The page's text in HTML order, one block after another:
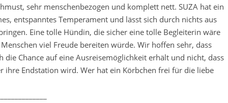
sehr menschenbezogen und komplett nett. SUZA hat ein
entspanntes Temperament und lässt sich durch nichts aus
Eine tolle Hündin, die sicher eine tolle Begleiterin wäre
viel Freude bereiten würde. Wir hoffen sehr, dass
die Chance auf eine Ausreisemöglichkeit erhält und nicht, dass
ihre Endstation wird. Wer hat ein Körbchen frei für die liebe